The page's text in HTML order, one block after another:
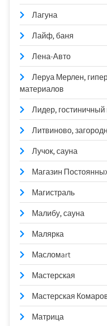
Лагуна
Лайф, баня
Лена-Авто
Леруа Мерлен,
материалов
Лидер, гостиничный
Литвиново,
Лучок, сауна
Магазин
Магистраль
Малибу, сауна
Малярка
Масломart
Мастерская
Мастерская
Матрица